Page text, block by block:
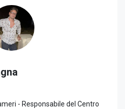
- Responsabile del Centro